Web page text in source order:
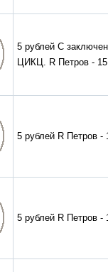
5 рублей С
ЦИКЦ. R Петров - 15
5 рублей R Петров -
5 рублей R Петров -